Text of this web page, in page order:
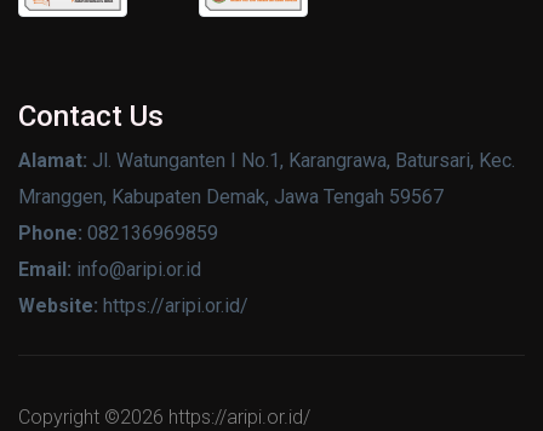
Contact Us
Alamat: Jl. Watunganten I No.1, Karangrawa, Batursari, Kec.
Mranggen, Kabupaten Demak, Jawa Tengah 59567
Phone: 082136969859
Email: info@aripi.or.id
Website: https://aripi.or.id/
Copyright ©2026 https://aripi.or.id/